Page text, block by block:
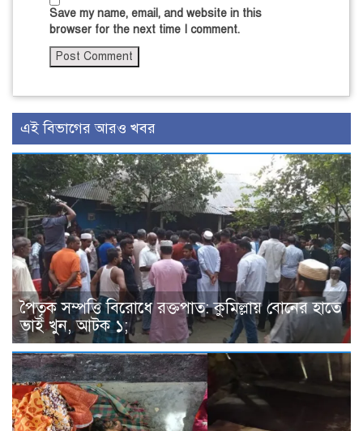
Save my name, email, and website in this
browser for the next time I comment.
এই বিভাগের আরও খবর
পৈতৃক সম্পত্তি বিরোধে রক্তপাত: কুমিল্লায় বোনের হাতে
ভাই খুন, আটক ১;